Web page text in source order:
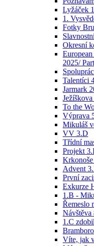
Lyžáček
1.
Fotky
Okresní
2025/
Talentíci
Jarmark
To the
Výprava
Mikuláš
VV 3.D
Třídní
Projekt
Advent
První
Exkurze
1.B -
Řemeslo
Návštěva
1.C
Víte, jak